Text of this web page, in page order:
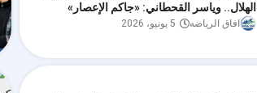
الهلال.. وياسر القحطاني: «جاكم الإعصار»
افاق الرياضه 5 يونيو، 2026